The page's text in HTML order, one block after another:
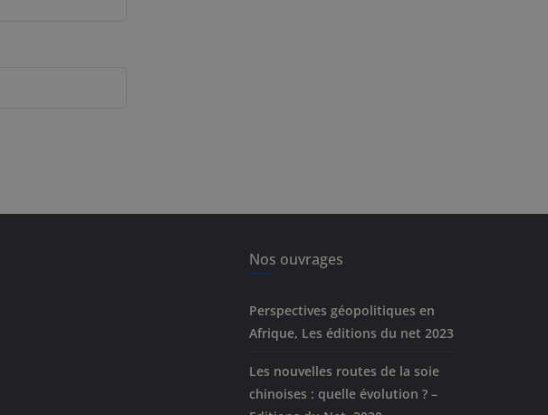
Nos ouvrages
Perspectives géopolitiques en
Afrique, Les éditions du net 2023
Les nouvelles routes de la soie
chinoises : quelle évolution ? –